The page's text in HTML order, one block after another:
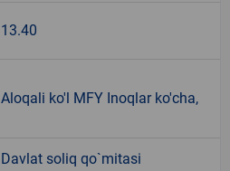
13.40
Aloqali ko'l MFY Inoqlar ko'cha,
Davlat soliq qo`mitasi